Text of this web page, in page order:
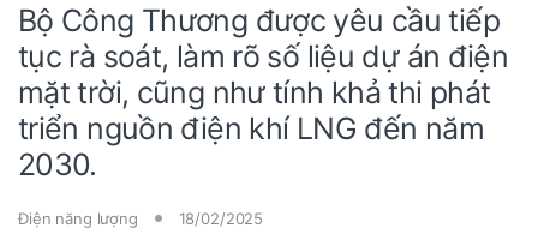
Bộ Công Thương được yêu cầu tiếp
tục rà soát, làm rõ số liệu dự án điện
mặt trời, cũng như tính khả thi phát
triển nguồn điện khí LNG đến năm
2030.
Điện năng lượng 18/02/2025